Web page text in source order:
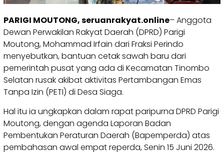
PARIGI MOUTONG, seruanrakyat.online– Anggota
Dewan Perwakilan Rakyat Daerah (DPRD) Parigi
Moutong, Mohammad Irfain dari Fraksi Perindo
menyebutkan, bantuan cetak sawah baru dari
pemerintah pusat yang ada di Kecamatan Tinombo
Selatan rusak akibat aktivitas Pertambangan Emas
Tanpa Izin (PETI) di Desa Siaga.
Hal itu ia ungkapkan dalam rapat paripurna DPRD Parigi
Moutong, dengan agenda Laporan Badan
Pembentukan Peraturan Daerah (Bapemperda) atas
pembahasan awal empat reperda, Senin 15 Juni 2026.